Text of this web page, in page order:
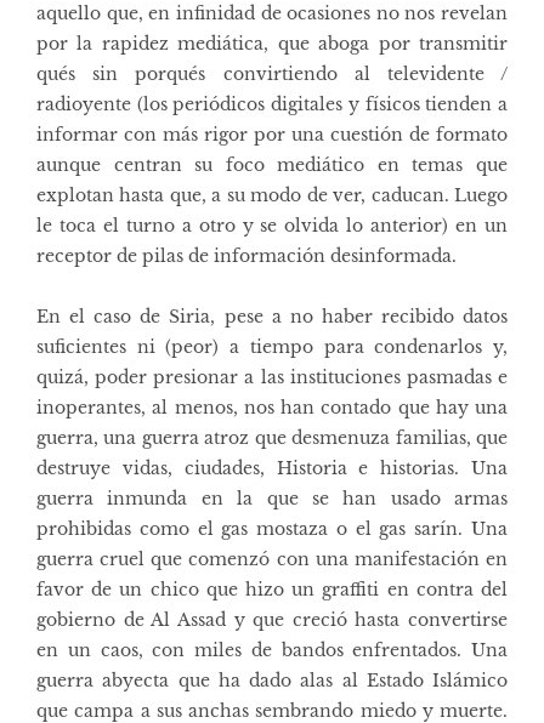
aquello que, en infinidad de ocasiones no nos revelan
por la rapidez mediática, que aboga por transmitir
qués sin porqués convirtiendo al televidente /
radioyente (los periódicos digitales y físicos tienden a
informar con más rigor por una cuestión de formato
aunque centran su foco mediático en temas que
explotan hasta que, a su modo de ver, caducan. Luego
le toca el turno a otro y se olvida lo anterior) en un
receptor de pilas de información desinformada.
En el caso de Siria, pese a no haber recibido datos
suficientes ni (peor) a tiempo para condenarlos y,
quizá, poder presionar a las instituciones pasmadas e
inoperantes, al menos, nos han contado que hay una
guerra, una guerra atroz que desmenuza familias, que
destruye vidas, ciudades, Historia e historias. Una
guerra inmunda en la que se han usado armas
prohibidas como el gas mostaza o el gas sarín. Una
guerra cruel que comenzó con una manifestación en
favor de un chico que hizo un graffiti en contra del
gobierno de Al Assad y que creció hasta convertirse
en un caos, con miles de bandos enfrentados. Una
guerra abyecta que ha dado alas al Estado Islámico
que campa a sus anchas sembrando miedo y muerte.